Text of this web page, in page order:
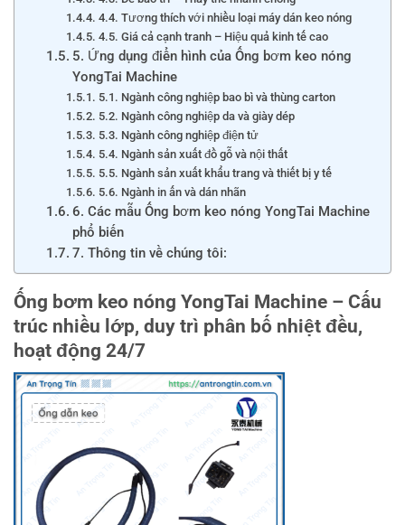
4.4. Tương thích với nhiều loại máy dán keo nóng
4.5. Giá cả cạnh tranh – Hiệu quả kinh tế cao
5. Ứng dụng điển hình của Ống bơm keo nóng
YongTai Machine
5.1. Ngành công nghiệp bao bì và thùng carton
5.2. Ngành công nghiệp da và giày dép
5.3. Ngành công nghiệp điện tử
5.4. Ngành sản xuất đồ gỗ và nội thất
5.5. Ngành sản xuất khẩu trang và thiết bị y tế
5.6. Ngành in ấn và dán nhãn
6. Các mẫu Ống bơm keo nóng YongTai Machine
phổ biến
7. Thông tin về chúng tôi:
Ống bơm keo nóng YongTai Machine – Cấu
trúc nhiều lớp, duy trì phân bố nhiệt đều,
hoạt động 24/7